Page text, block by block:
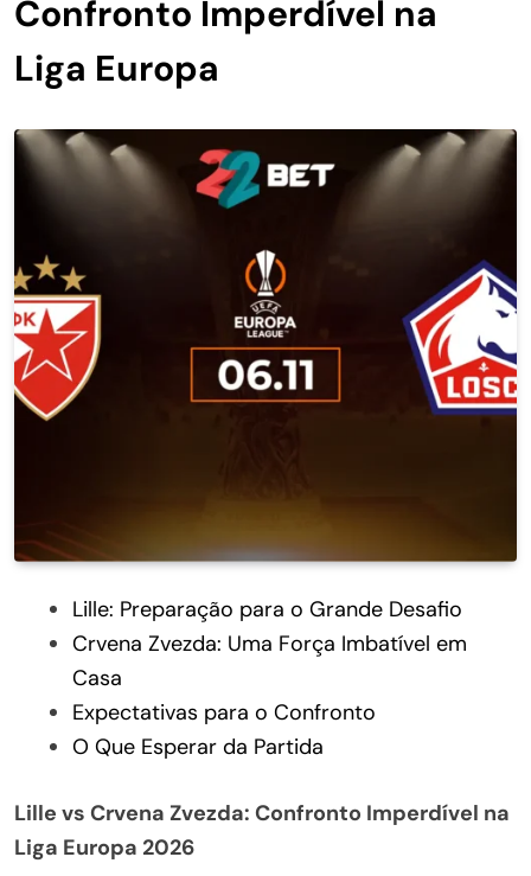
Confronto Imperdível na
Liga Europa
Lille: Preparação para o Grande Desafio
Crvena Zvezda: Uma Força Imbatível em
Casa
Expectativas para o Confronto
O Que Esperar da Partida
Lille vs Crvena Zvezda: Confronto Imperdível na
Liga Europa 2026